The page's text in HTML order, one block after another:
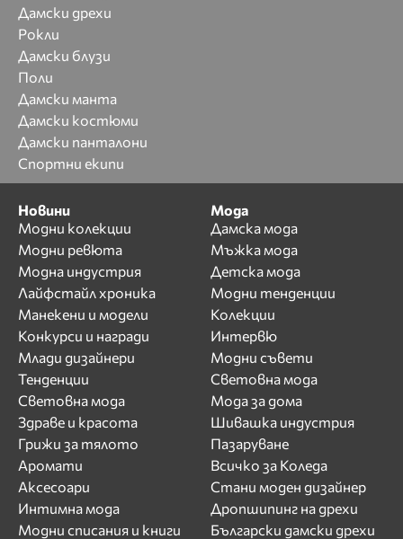
Дамски дрехи
Рокли
Дамски блузи
Поли
Дамски манта
Дамски костюми
Дамски панталони
Спортни екипи
Новини
Модни колекции
Модни ревюта
Модна индустрия
Лайфстайл хроника
Манекени и модели
Конкурси и награди
Млади дизайнери
Тенденции
Световна мода
Здраве и красота
Грижи за тялото
Аромати
Аксесоари
Интимна мода
Модни списания и книги
Мода
Дамска мода
Мъжка мода
Детска мода
Модни тенденции
Колекции
Интервю
Модни съвети
Световна мода
Мода за дома
Шивашка индустрия
Пазаруване
Всичко за Коледа
Стани моден дизайнер
Дропшипинг на дрехи
Български дамски дрехи